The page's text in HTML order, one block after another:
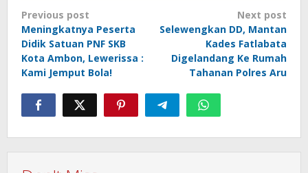
Post
navigation
Previous post
Meningkatnya Peserta
Didik Satuan PNF SKB
Kota Ambon, Lewerissa :
Kami Jemput Bola!
Next post
Selewengkan DD, Mantan
Kades Fatlabata
Digelandang Ke Rumah
Tahanan Polres Aru